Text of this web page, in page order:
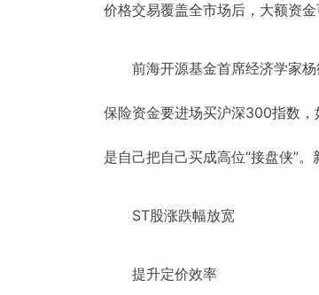
价格交易覆盖全市场后，大额资
前海开源基金首席经济学家
保险资金要进场买沪深300指数
是自己把自己买成高位“接盘侠”
ST股涨跌幅放宽
提升定价效率